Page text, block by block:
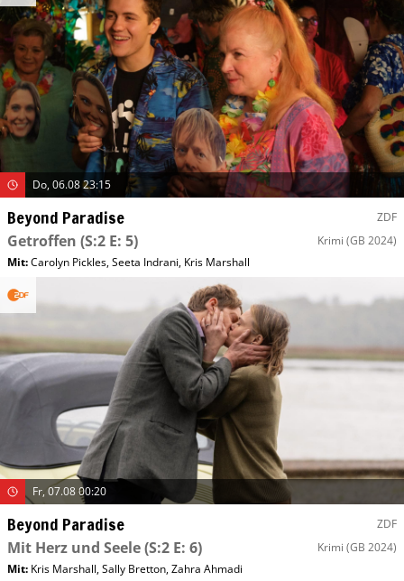
Do, 06.08 23:15
Beyond Paradise ZDF
Getroffen (S:2 E: 5) Krimi (GB 2024)
Mit:Carolyn Pickles,Seeta Indrani, Kris Marshall
Fr, 07.08 00:20
Beyond Paradise ZDF
Mit Herz und Seele(S:2 E: 6) Krimi (GB 2024)
Mit: Kris Marshall,Sally Bretton,Zahra Ahmadi